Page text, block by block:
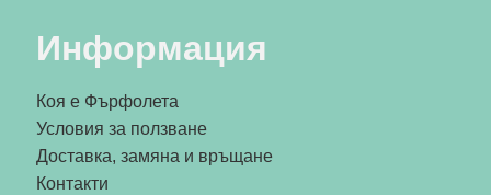
Информация
Коя е Фърфолета
Условия за ползване
Доставка, замяна и връщане
Контакти